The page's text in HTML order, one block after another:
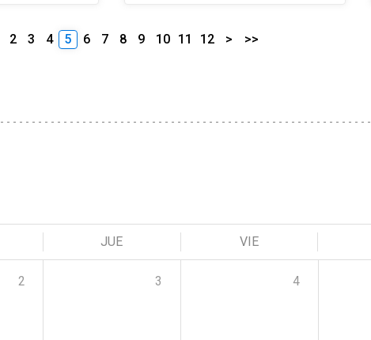
2 3 4 5 6 7 8 9 10 11 12 > >>
JUE VIE
2 3 4